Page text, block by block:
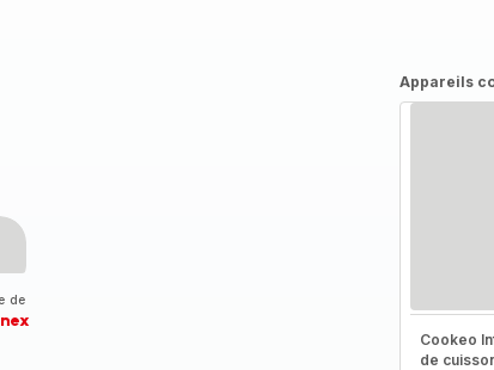
de
Appareils
Cookeo
de